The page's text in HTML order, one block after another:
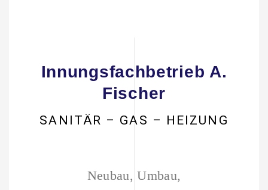
Innungsfachbetrieb A.
Fischer
SANITÄR – GAS – HEIZUNG
Neubau, Umbau,